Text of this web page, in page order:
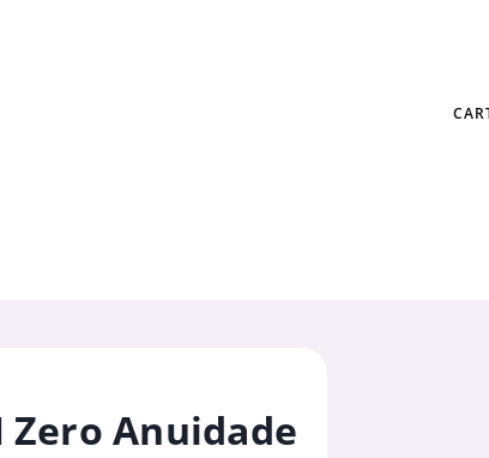
Zero Anuidade